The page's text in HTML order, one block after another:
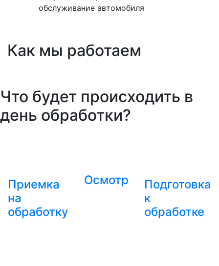
обслуживание автомобиля
Как мы работаем
Что будет происходить в
день обработки?
Приемка
на
обработку
Осмотр
Подготовка
к
обработке